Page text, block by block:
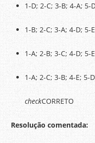
1-D; 2-C; 3-B; 4-A; 5-
1-B; 2-C; 3-A; 4-D; 5-
1-A; 2-B; 3-C; 4-D; 5-
1-A; 2-C; 3-B; 4-E; 5-
checkCORRETO
Resolução comentada: